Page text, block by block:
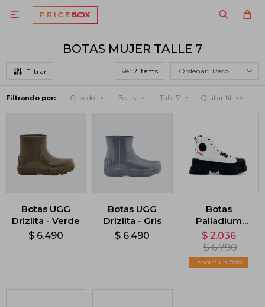

BOTAS MUJER TALLE 7
Ver Recomendados
Filtrando por: Calzado Botas Talle 7 Quitar filtros
Botas UGG
Drizlita - Verde
$ 6.490
Botas UGG
Drizlita - Gris
$ 6.490
Botas
Palladium
Revolt HI TX -
Blanco
$ 2.036
$ 6.790
70